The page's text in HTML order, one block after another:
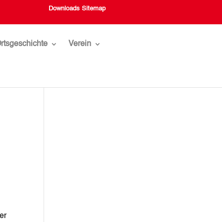
Downloads Sitemap
Verein